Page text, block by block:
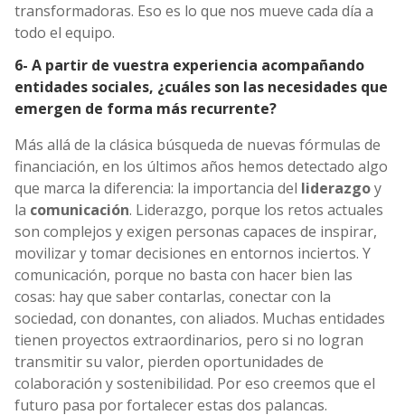
transformadoras. Eso es lo que nos mueve cada día a
todo el equipo.
6- A partir de vuestra experiencia acompañando
entidades sociales, ¿cuáles son las necesidades que
emergen de forma más recurrente?
Más allá de la clásica búsqueda de nuevas fórmulas de
financiación, en los últimos años hemos detectado algo
que marca la diferencia: la importancia del liderazgoy
la comunicación. Liderazgo, porque los retos actuales
son complejos y exigen personas capaces de inspirar,
movilizar y tomar decisiones en entornos inciertos. Y
comunicación, porque no basta con hacer bien las
cosas: hay que saber contarlas, conectar con la
sociedad, con donantes, con aliados. Muchas entidades
tienen proyectos extraordinarios, pero si no logran
transmitir su valor, pierden oportunidades de
colaboración y sostenibilidad. Por eso creemos que el
futuro pasa por fortalecer estas dos palancas.